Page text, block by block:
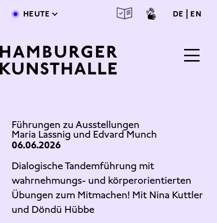
Direkt zum Inhalt
HEUTE DE deutsch
EN
Führungen zu Ausstellungen
Maria Lassnig und Edvard Munch
06.06.2026
Dialogische Tandemführung mit
wahrnehmungs- und körperorientierten
Übungen zum Mitmachen! Mit Nina Kuttler
und Döndü Hübbe